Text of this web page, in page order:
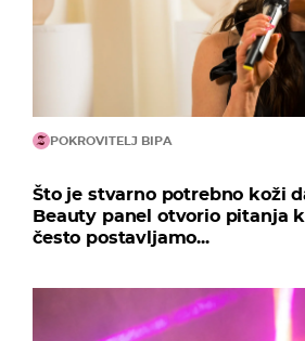
POKROVITELJ BIPA
Što je stvarno potrebno koži
Beauty panel otvorio pitanja
često postavljamo...